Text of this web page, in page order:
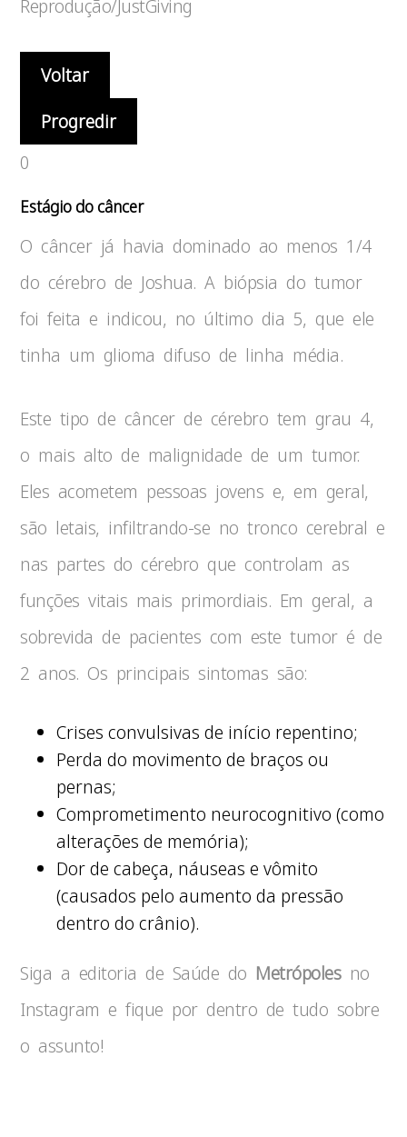
Reprodução/JustGiving
Voltar
Progredir
0
Estágio do câncer
O câncer já havia dominado ao menos 1/4
do cérebro de Joshua. A biópsia do tumor
foi feita e indicou, no último dia 5, que ele
tinha um glioma difuso de linha média.
Este tipo de câncer de cérebro tem grau 4,
o mais alto de malignidade de um tumor.
Eles acometem pessoas jovens e, em geral,
são letais, infiltrando-se no tronco cerebral e
nas partes do cérebro que controlam as
funções vitais mais primordiais. Em geral, a
sobrevida de pacientes com este tumor é de
2 anos. Os principais sintomas são:
Crises convulsivas de início repentino;
Perda do movimento de braços ou
pernas;
Comprometimento neurocognitivo (como
alterações de memória);
Dor de cabeça, náuseas e vômito
(causados pelo aumento da pressão
dentro do crânio).
Siga a editoria de Saúde do Metrópolesno
Instagram e fique por dentro de tudo sobre
o assunto!